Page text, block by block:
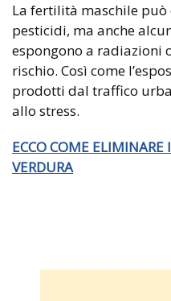
La fertilità maschile può
pesticidi, ma anche
espongono a radiazioni
rischio. Così come
prodotti dal traffico
allo stress.
ECCO COME ELIMINARE
VERDURA